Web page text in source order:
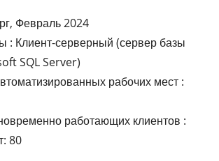
Февраль 2024
: Клиент-серверный (сервер базы
SQL Server)
рабочих мест :
работающих клиентов :
80